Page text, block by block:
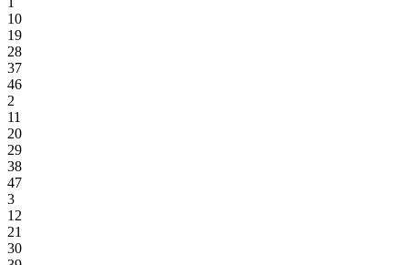
10
19
28
37
46
2
11
20
29
38
47
3
12
21
30